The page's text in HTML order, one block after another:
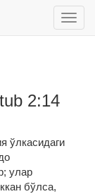
меню
2:14
ўлкасидаги
улар
бўлса,